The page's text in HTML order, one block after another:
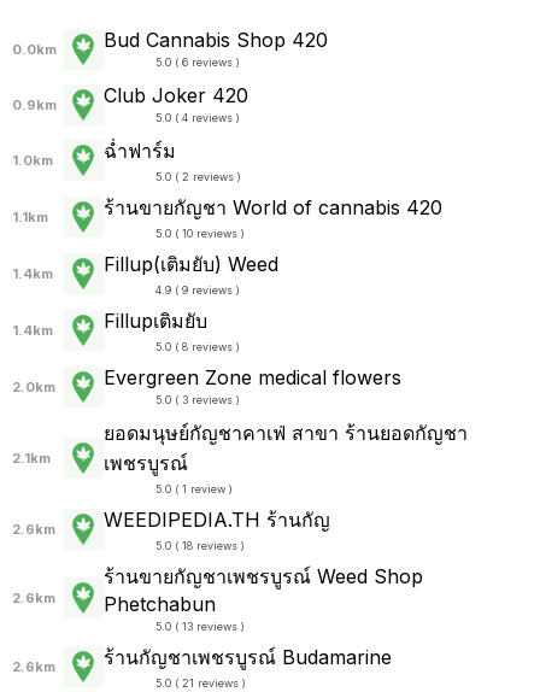
0.0km Bud Cannabis Shop 420
5.0 ( 6 reviews )
0.9km Club Joker 420
5.0 ( 4 reviews )
1.0km ฉ่ำฟาร์ม
5.0 ( 2 reviews )
1.1km ร้านขายกัญชา World of cannabis 420
5.0 ( 10 reviews )
1.4km Fillup(เติมยับ) Weed
4.9 ( 9 reviews )
1.4km Fillupเติมยับ
5.0 ( 8 reviews )
2.0km Evergreen Zone medical flowers
5.0 ( 3 reviews )
2.1km
ยอดมนุษย์กัญชาคาเฟ่ สาขา ร้านยอดกัญชา
เพชรบูรณ์
5.0 ( 1 review )
2.6km WEEDIPEDIA.TH ร้านกัญ
5.0 ( 18 reviews )
2.6km
ร้านขายกัญชาเพชรบูรณ์ Weed Shop
Phetchabun
5.0 ( 13 reviews )
2.6km ร้านกัญชาเพชรบูรณ์ Budamarine
5.0 ( 21 reviews )